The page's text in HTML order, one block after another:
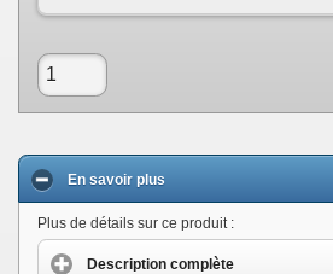
En savoir plus
Plus de détails sur ce produit :
Description complète